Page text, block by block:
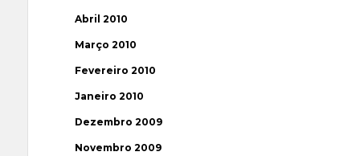
Abril 2010
Março 2010
Fevereiro 2010
Janeiro 2010
Dezembro 2009
Novembro 2009